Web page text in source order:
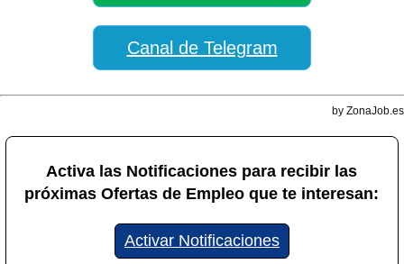
Canal de Telegram
by ZonaJob.es
Activa las Notificaciones para recibir las
próximas Ofertas de Empleo que te interesan:
Activar Notificaciones